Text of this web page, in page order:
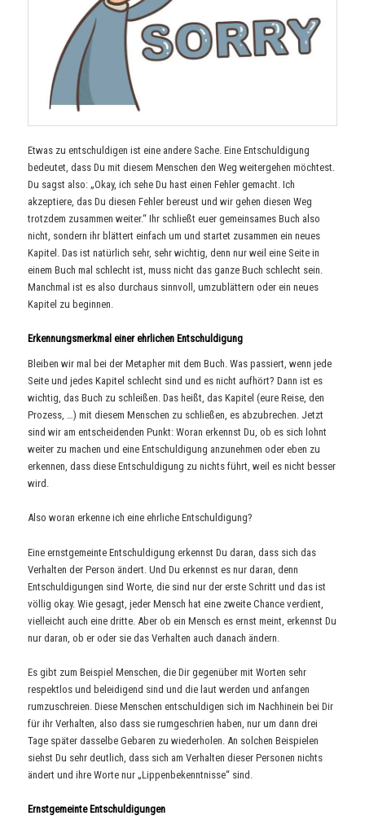
Etwas zu entschuldigen ist eine andere Sache. Eine Entschuldigung
bedeutet, dass Du mit diesem Menschen den Weg weitergehen möchtest.
Du sagst also: „Okay, ich sehe Du hast einen Fehler gemacht. Ich
akzeptiere, das Du diesen Fehler bereust und wir gehen diesen Weg
trotzdem zusammen weiter.“ Ihr schließt euer gemeinsames Buch also
nicht, sondern ihr blättert einfach um und startet zusammen ein neues
Kapitel. Das ist natürlich sehr, sehr wichtig, denn nur weil eine Seite in
einem Buch mal schlecht ist, muss nicht das ganze Buch schlecht sein.
Manchmal ist es also durchaus sinnvoll, umzublättern oder ein neues
Kapitel zu beginnen.
Erkennungsmerkmal einer ehrlichen Entschuldigung
Bleiben wir mal bei der Metapher mit dem Buch. Was passiert, wenn jede
Seite und jedes Kapitel schlecht sind und es nicht aufhört? Dann ist es
wichtig, das Buch zu schleißen. Das heißt, das Kapitel (eure Reise, den
Prozess, …) mit diesem Menschen zu schließen, es abzubrechen. Jetzt
sind wir am entscheidenden Punkt: Woran erkennst Du, ob es sich lohnt
weiter zu machen und eine Entschuldigung anzunehmen oder eben zu
erkennen, dass diese Entschuldigung zu nichts führt, weil es nicht besser
wird.
Also woran erkenne ich eine ehrliche Entschuldigung?
Eine ernstgemeinte Entschuldigung erkennst Du daran, dass sich das
Verhalten der Person ändert. Und Du erkennst es nur daran, denn
Entschuldigungen sind Worte, die sind nur der erste Schritt und das ist
völlig okay. Wie gesagt, jeder Mensch hat eine zweite Chance verdient,
vielleicht auch eine dritte. Aber ob ein Mensch es ernst meint, erkennst Du
nur daran, ob er oder sie das Verhalten auch danach ändern.
Es gibt zum Beispiel Menschen, die Dir gegenüber mit Worten sehr
respektlos und beleidigend sind und die laut werden und anfangen
rumzuschreien. Diese Menschen entschuldigen sich im Nachhinein bei Dir
für ihr Verhalten, also dass sie rumgeschrien haben, nur um dann drei
Tage später dasselbe Gebaren zu wiederholen. An solchen Beispielen
siehst Du sehr deutlich, dass sich am Verhalten dieser Personen nichts
ändert und ihre Worte nur „Lippenbekenntnisse“ sind.
Ernstgemeinte Entschuldigungen